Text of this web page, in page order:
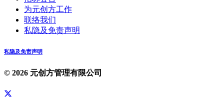
为元创方工作
联络我们
私隐及免责声明
私隐及免责声明
© 2026 元创方管理有限公司